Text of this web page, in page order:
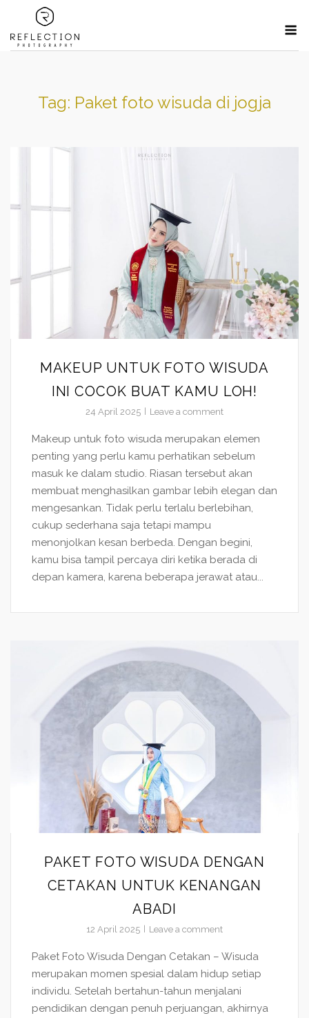
content
Tag: Paket foto wisuda di jogja
MAKEUP UNTUK FOTO WISUDA
INI COCOK BUAT KAMU LOH!
24 April 2025 Leave a comment
Makeup untuk foto wisuda merupakan elemen
penting yang perlu kamu perhatikan sebelum
masuk ke dalam studio. Riasan tersebut akan
membuat menghasilkan gambar lebih elegan dan
mengesankan. Tidak perlu terlalu berlebihan,
cukup sederhana saja tetapi mampu
menonjolkan kesan berbeda. Dengan begini,
kamu bisa tampil percaya diri ketika berada di
depan kamera, karena beberapa jerawat atau...
PAKET FOTO WISUDA DENGAN
CETAKAN UNTUK KENANGAN
ABADI
12 April 2025 Leave a comment
Paket Foto Wisuda Dengan Cetakan – Wisuda
merupakan momen spesial dalam hidup setiap
individu. Setelah bertahun-tahun menjalani
pendidikan dengan penuh perjuangan, akhirnya